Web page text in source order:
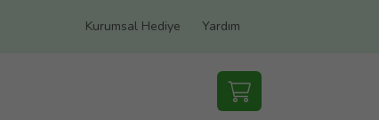
Kurumsal Hediye Yardım